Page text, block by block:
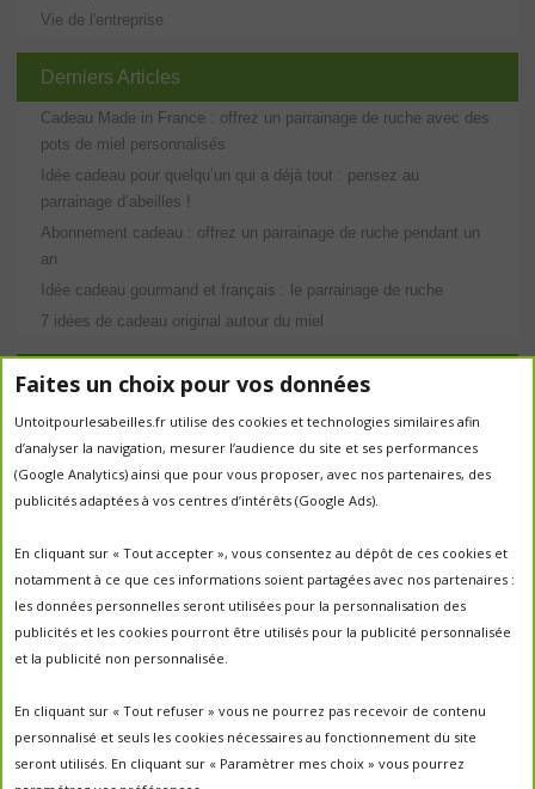
Faites un choix pour vos données
Untoitpourlesabeilles.fr utilise des cookies et technologies similaires afin
d’analyser la navigation, mesurer l’audience du site et ses performances
(Google Analytics) ainsi que pour vous proposer, avec nos partenaires, des
publicités adaptées à vos centres d’intérêts (Google Ads).
En cliquant sur « Tout accepter », vous consentez au dépôt de ces cookies et
notamment à ce que ces informations soient partagées avec nos partenaires :
les données personnelles seront utilisées pour la personnalisation des
publicités et les cookies pourront être utilisés pour la publicité personnalisée
et la publicité non personnalisée.
En cliquant sur « Tout refuser » vous ne pourrez pas recevoir de contenu
personnalisé et seuls les cookies nécessaires au fonctionnement du site
seront utilisés. En cliquant sur « Paramètrer mes choix » vous pourrez
Vie de l'entreprise
Derniers Articles
Cadeau Made in France : offrez un parrainage de ruche avec des
pots de miel personnalisés
Idée cadeau pour quelqu’un qui a déjà tout : pensez au
parrainage d’abeilles !
Abonnement cadeau : offrez un parrainage de ruche pendant un
an
Idée cadeau gourmand et français : le parrainage de ruche
7 idées de cadeau original autour du miel
Étiquettes
abeille abeille en danger abeilles animation
apiculteur apiculteurs apiculture apiculture
autrefois biodiversité Chantal Jacquot et Yves Robert
essaimage essaim sauvage fleurs la vie de la
ruche Maroc miel miel; production;abeilles
miel
français
parrainage de ruche
parrainer une ruche pesticides
portes ouvertes
rencontre apiculteurs ruche récolte récolte miel
saison2017 saison2018 saison apicole sauvage un
toit pour les abeilles untoitpourlesabeilles